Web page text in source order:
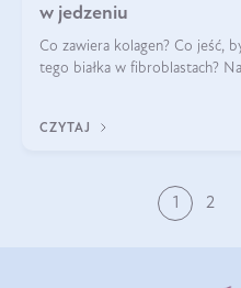
w jedzeniu
Co zawiera kolagen? Co jeść,
tego białka w fibroblastach?
CZYTAJ
1 2